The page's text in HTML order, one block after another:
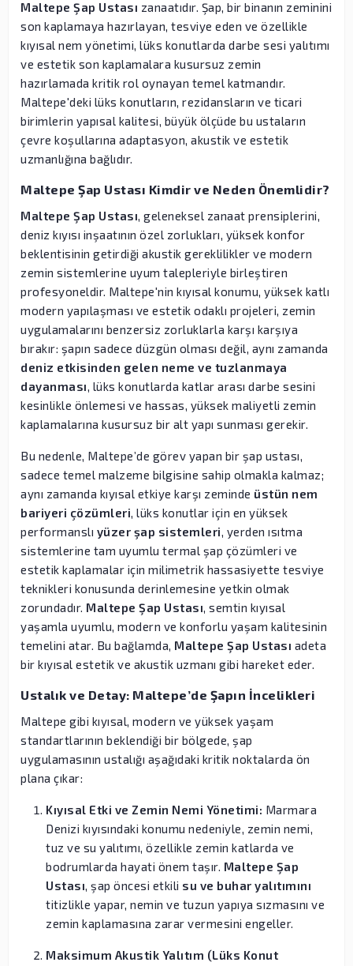
Maltepe Şap Ustası zanaatıdır. Şap, bir binanın zeminini
son kaplamaya hazırlayan, tesviye eden ve özellikle
kıyısal nem yönetimi, lüks konutlarda darbe sesi yalıtımı
ve estetik son kaplamalara kusursuz zemin
hazırlamada kritik rol oynayan temel katmandır.
Maltepe'deki lüks konutların, rezidansların ve ticari
birimlerin yapısal kalitesi, büyük ölçüde bu ustaların
çevre koşullarına adaptasyon, akustik ve estetik
uzmanlığına bağlıdır.
Maltepe Şap Ustası Kimdir ve Neden Önemlidir?
Maltepe Şap Ustası, geleneksel zanaat prensiplerini,
deniz kıyısı inşaatının özel zorlukları, yüksek konfor
beklentisinin getirdiği akustik gereklilikler ve modern
zemin sistemlerine uyum talepleriyle birleştiren
profesyoneldir. Maltepe'nin kıyısal konumu, yüksek katlı
modern yapılaşması ve estetik odaklı projeleri, zemin
uygulamalarını benzersiz zorluklarla karşı karşıya
bırakır: şapın sadece düzgün olması değil, aynı zamanda
deniz etkisinden gelen neme ve tuzlanmaya
dayanması, lüks konutlarda katlar arası darbe sesini
kesinlikle önlemesi ve hassas, yüksek maliyetli zemin
kaplamalarına kusursuz bir alt yapı sunması gerekir.
Bu nedenle, Maltepe’de görev yapan bir şap ustası,
sadece temel malzeme bilgisine sahip olmakla kalmaz;
aynı zamanda kıyısal etkiye karşı zeminde üstün nem
bariyeri çözümleri, lüks konutlar için en yüksek
performanslı yüzer şap sistemleri, yerden ısıtma
sistemlerine tam uyumlu termal şap çözümleri ve
estetik kaplamalar için milimetrik hassasiyette tesviye
teknikleri konusunda derinlemesine yetkin olmak
zorundadır. Maltepe Şap Ustası, semtin kıyısal
yaşamla uyumlu, modern ve konforlu yaşam kalitesinin
temelini atar. Bu bağlamda, Maltepe Şap Ustası adeta
bir kıyısal estetik ve akustik uzmanı gibi hareket eder.
Ustalık ve Detay: Maltepe’de Şapın İncelikleri
Maltepe gibi kıyısal, modern ve yüksek yaşam
standartlarının beklendiği bir bölgede, şap
uygulamasının ustalığı aşağıdaki kritik noktalarda ön
plana çıkar:
Kıyısal Etki ve Zemin Nemi Yönetimi: Marmara
Denizi kıyısındaki konumu nedeniyle, zemin nemi,
tuz ve su yalıtımı, özellikle zemin katlarda ve
bodrumlarda hayati önem taşır. Maltepe Şap
Ustası, şap öncesi etkili su ve buhar yalıtımını
titizlikle yapar, nemin ve tuzun yapıya sızmasını ve
zemin kaplamasına zarar vermesini engeller.
Maksimum Akustik Yalıtım (Lüks Konut